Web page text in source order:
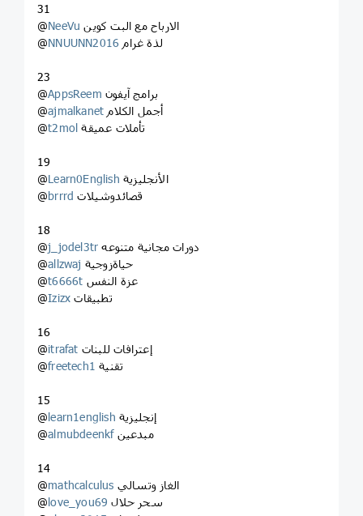
31
@NeeVu الارباح مع البت كوين
@NNUUNN2016 لذة غرام
23
@AppsReem برامج آيفون
@ajmalkanet أجمل الكلام
@t2mol تأملات عميقة
19
@Learn0English الأنجليزية
@brrrd قصائدوشيلات
18
@j_jodel3tr دورات مجانية متنوعه
@allzwaj حياةزوجية
@t6666t عزة النفس
@Izizx تطبيقات
16
@itrafat إعترافات للبنات
@freetech1 تقنية
15
@learn1english إنجليزية
@almubdeenkf مبدعين
14
@mathcalculus الغاز وتسالي
@love_you69 سحر حلال